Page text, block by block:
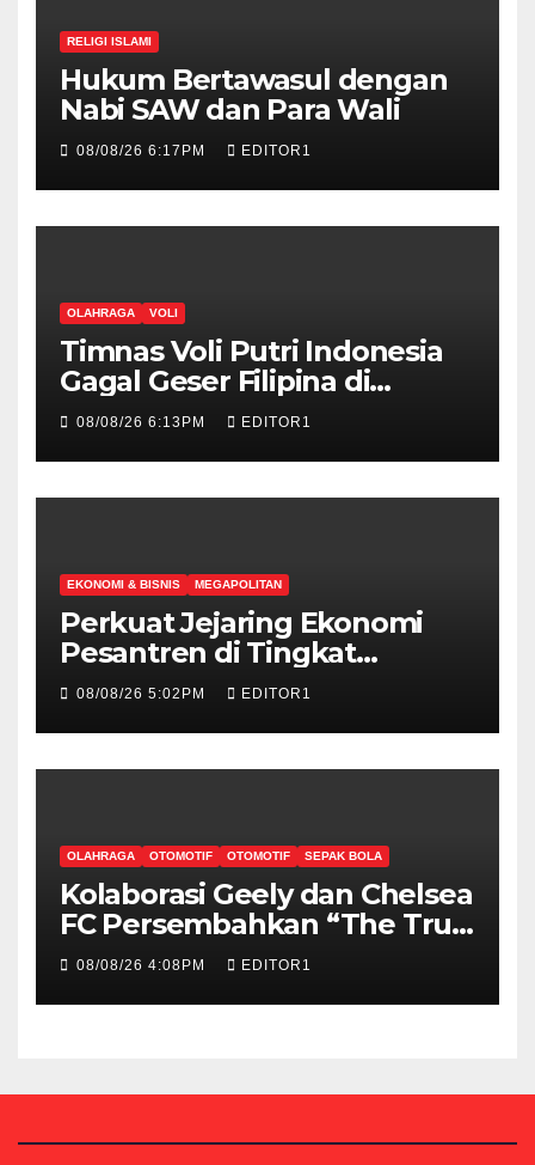
RELIGI ISLAMI
Hukum Bertawasul dengan
Nabi SAW dan Para Wali
08/08/26 6:17PM EDITOR1
OLAHRAGA VOLI
Timnas Voli Putri Indonesia
Gagal Geser Filipina di
Klasemen Sementara SEA V
Thailand 3-0
08/08/26 6:13PM EDITOR1
EKONOMI & BISNIS MEGAPOLITAN
Perkuat Jejaring Ekonomi
Pesantren di Tingkat
Internasional, Hibitren Jaktim
08/08/26 5:02PM EDITOR1
OLAHRAGA OTOMOTIF OTOMOTIF SEPAK BOLA
Kolaborasi Geely dan Chelsea
FC Persembahkan “The True
Blue Journey di Indonesia”
08/08/26 4:08PM EDITOR1